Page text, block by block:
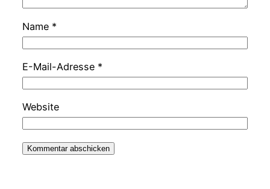
Name *
E-Mail-Adresse *
Website